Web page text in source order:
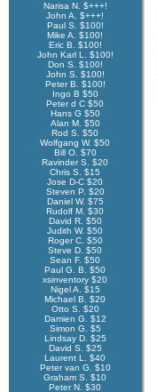
Narisa N. $+++!
John A. $+++!
Paul S. $100!
Mike A. $100!
Eric B. $100!
John Karl L. $100!
Don S. $100!
John S. $100!
Peter B. $100!
Ingo B $50
Peter d C $50
Hans G $50
Alan M. $50
Rod S. $50
Wolfgang W. $50
Bill O. $70
Ravinder S. $20
Chris S. $15
Jose D-C $20
Steven P. $20
Daniel W. $75
Rudolf M. $30
David R. $50
Judith W. $50
Roger C. $50
Steve D. $50
Sean F. $50
Paul G. B. $50
xsinventory $20
Nigel A. $15
Michael B. $20
Otto S. $20
Damien G. $12
Simon G. $5
Lindsay D. $25
David S. $25
Laurent L. $40
Peter van G. $10
Graham S. $10
Peter N. $30